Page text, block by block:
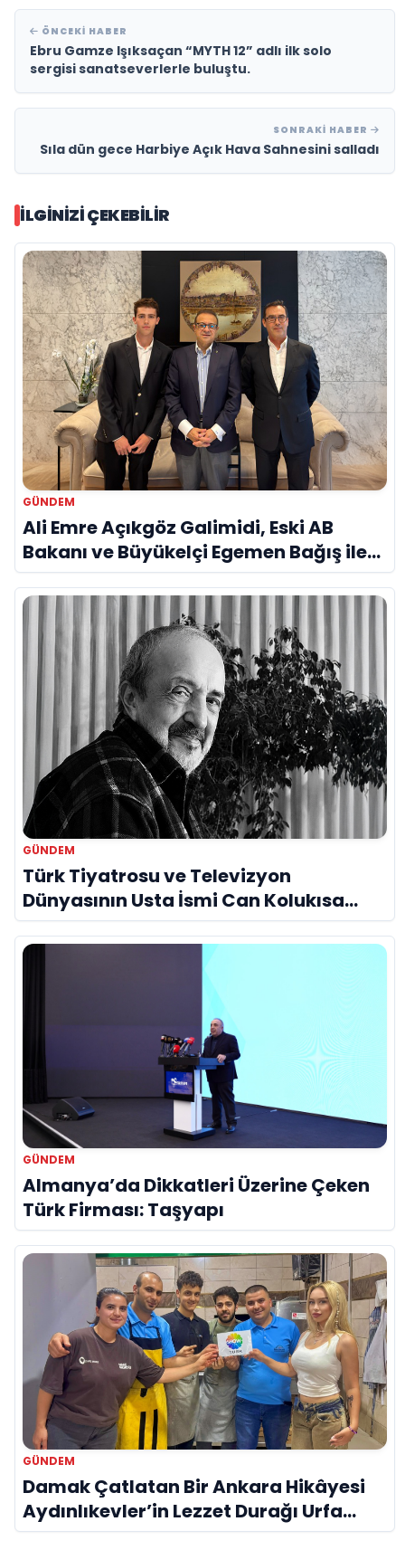
ÖNCEKI HABER
Ebru Gamze Işıksaçan “MYTH 12” adlı ilk solo
sergisi sanatseverlerle buluştu.
SONRAKI HABER
Sıla dün gece Harbiye Açık Hava Sahnesini salladı
İLGINIZI ÇEKEBILIR
GÜNDEM
Ali Emre Açıkgöz Galimidi, Eski AB
Bakanı ve Büyükelçi Egemen Bağış ile
Bir Araya Geldi
GÜNDEM
Türk Tiyatrosu ve Televizyon
Dünyasının Usta İsmi Can Kolukısa
Hayatını Kaybetti
GÜNDEM
Almanya’da Dikkatleri Üzerine Çeken
Türk Firması: Taşyapı
GÜNDEM
Damak Çatlatan Bir Ankara Hikâyesi
Aydınlıkevler’in Lezzet Durağı Urfa
Damak